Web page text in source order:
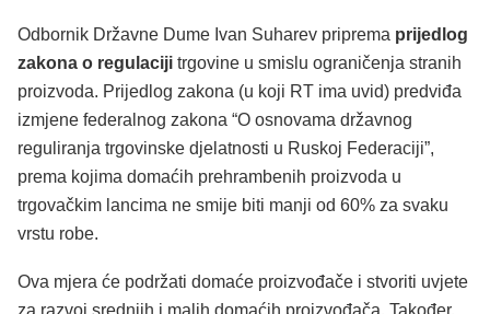
Odbornik Državne Dume Ivan Suharev priprema prijedlog
zakona o regulaciji trgovine u smislu ograničenja stranih
proizvoda. Prijedlog zakona (u koji RT ima uvid) predviđa
izmjene federalnog zakona “O osnovama državnog
reguliranja trgovinske djelatnosti u Ruskoj Federaciji”,
prema kojima domaćih prehrambenih proizvoda u
trgovačkim lancima ne smije biti manji od 60% za svaku
vrstu robe.
Ova mjera će podržati domaće proizvođače i stvoriti uvjete
za razvoj srednjih i malih domaćih proizvođača. Također,